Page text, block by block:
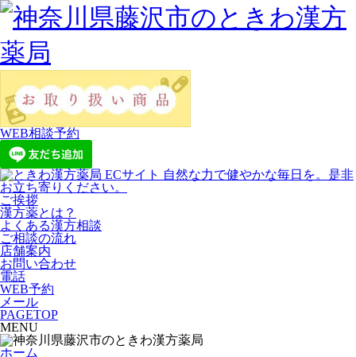
WEB相談予約
ご挨拶
漢方薬とは？
よくある漢方相談
ご相談の流れ
店舗案内
お問い合わせ
電話
WEB予約
メール
PAGETOP
MENU
ホーム